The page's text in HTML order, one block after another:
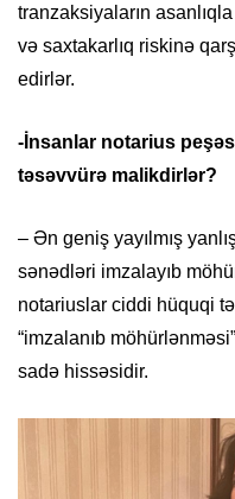
tranzaksiyaların
və saxtakarlıq riskinə
edirlər.
-İnsanlar notarius
təsəvvürə malikdirlər?
– Ən geniş yayılmış
sənədləri imzalayıb
notariuslar ciddi hüquqi
“imzalanıb
sadə hissəsidir.